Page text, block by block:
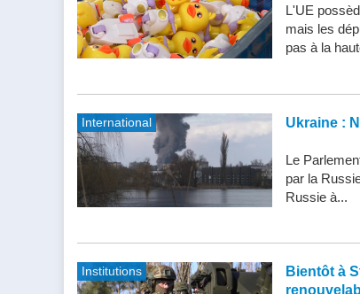
L'UE
mais les
pas à la
International Ukraine :
Le
par la
Russie à...
Institutions
Bientôt à